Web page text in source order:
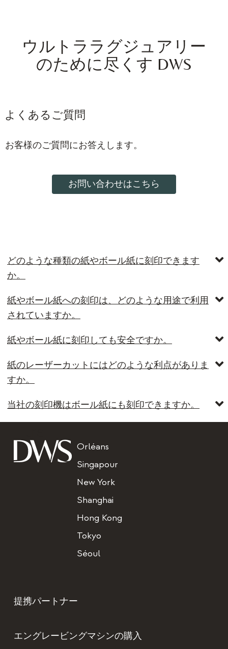
ウルトララグジュアリー
のために尽くす DWS
よくあるご質問
お客様のご質問にお答えします。
お問い合わせはこちら
どのような種類の紙やボール紙に刻印できます
か。
紙やボール紙への刻印は、どのような用途で利用
されていますか。
紙やボール紙に刻印しても安全ですか。
紙のレーザーカットにはどのような利点がありま
すか。
当社の刻印機はボール紙にも刻印できますか。
Orléans
Singapour
New York
Shanghai
Hong Kong
Tokyo
Séoul
提携パートナー
エングレービングマシンの購入